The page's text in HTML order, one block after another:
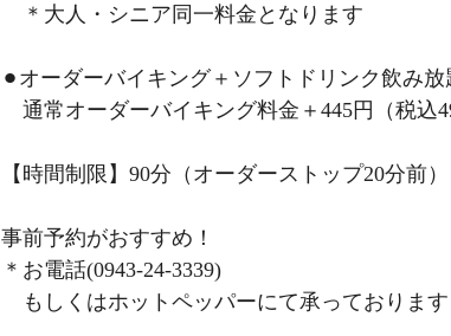
＊大人・シニア同一料金となります
⚫︎オーダーバイキング＋ソフトドリンク飲み放
通常オーダーバイキング料金＋445円（税込
【時間制限】90分（オーダーストップ20分前）
事前予約がおすすめ！
＊お電話(0943-24-3339)
もしくはホットペッパーにて承っております